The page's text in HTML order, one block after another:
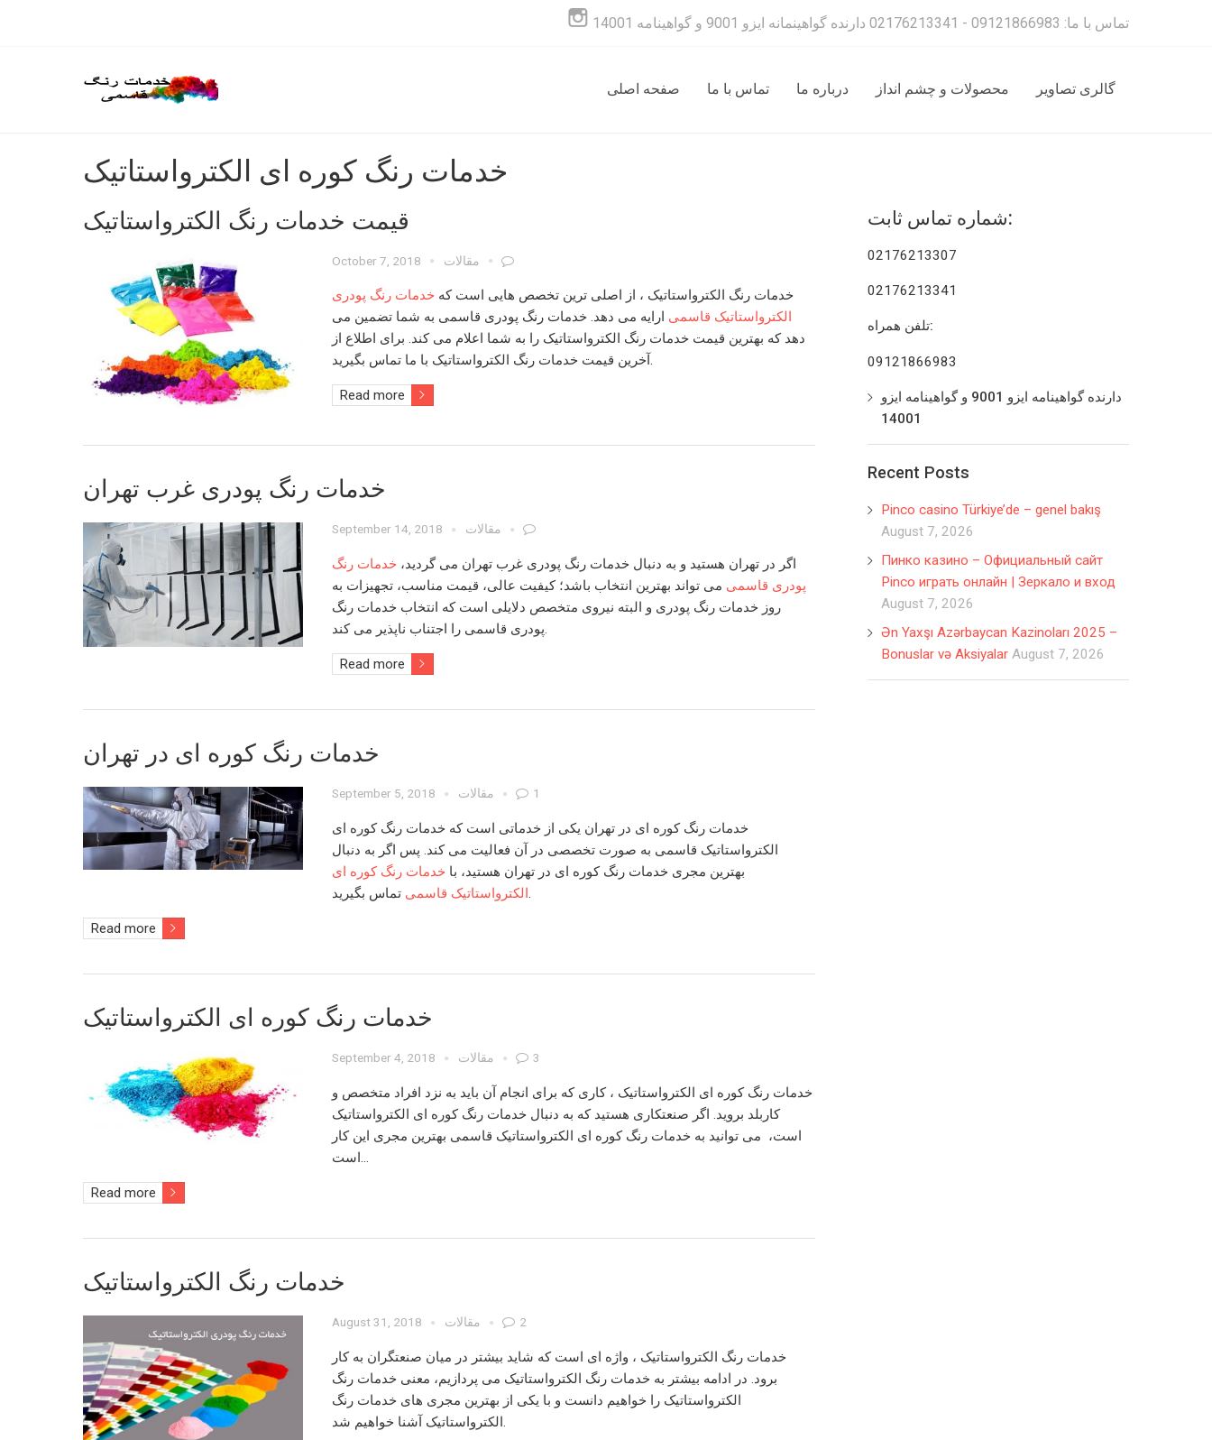
تماس با ما: 09121866983 - 02176213341 دارنده گواهینمانه ایزو 9001 و گواهینامه 14001
صفحه اصلی تماس با ما درباره ما محصولات و چشم انداز گالری تصاویر
خدمات رنگ کوره ای الکترواستاتیک
قیمت خدمات رنگ الکترواستاتیک
October 7, 2018 مقالات
خدمات رنگ الکترواستاتیک ، از اصلی ترین تخصص هایی است که خدمات رنگ پودری
الکترواستاتیک قاسمی ارایه می دهد.خدمات رنگ پودری قاسمی به شما تضمین می
دهد که بهترین قیمت خدمات رنگ الکترواستاتیک را به شما اعلام می کند. برای اطلاع از
آخرین قیمت خدمات رنگ الکترواستاتیک با ما تماس بگیرید.
Read more
خدمات رنگ پودری غرب تهران
September 14, 2018 مقالات
اگر در تهران هستید و به دنبال خدمات رنگ پودری غرب تهران می گردید، خدمات رنگ
پودری قاسمی می تواند بهترین انتخاب باشد؛ کیفیت عالی، قیمت مناسب، تجهیزات به
روز خدمات رنگ پودری و البته نیروی متخصص دلایلی است که انتخاب خدمات رنگ
پودری قاسمیرا اجتناب ناپذیر می کند.
Read more
خدمات رنگ کوره ای در تهران
September 5, 2018 مقالات 1
خدمات رنگ کوره ای در تهران یکی از خدماتی است که خدمات رنگ کوره ای
الکترواستاتیک قاسمی به صورت تخصصی در آن فعالیت می کند. پس اگر به دنبال
بهترین مجری خدمات رنگ کوره ای در تهران هستید، با خدمات رنگ کوره ای
الکترواستاتیک قاسمیتماس بگیرید.
Read more
خدمات رنگ کوره ای الکترواستاتیک
September 4, 2018 مقالات 3
خدمات رنگ کوره ای الکترواستاتیک ، کاری که برای انجام آن باید به نزد افراد متخصص و
کاربلد بروید. اگر صنعتکاری هستید که به دنبال خدمات رنگ کوره ای الکترواستاتیک
است، می توانید به خدمات رنگ کوره ای الکترواستاتیک قاسمی بهترین مجری این کار
است…
Read more
خدمات رنگ الکترواستاتیک
August 31, 2018 مقالات 2
خدمات رنگ الکترواستاتیک ، واژه ای است که شاید بیشتر در میان صنعتگران به کار
برود. در ادامه بیشتر به خدمات رنگ الکترواستاتیک می پردازیم، معنی خدمات رنگ
الکترواستاتیک را خواهیم دانست و با یکی از بهترین مجری های خدمات رنگ
الکترواستاتیکآشنا خواهیم شد.
شماره تماس ثابت:
02176213307
02176213341
تلفن همراه:
09121866983
دارنده گواهینامه ایزو 9001 و گواهینامه ایزو
14001
Recent Posts
Pinco casino Türkiye’de – genel bakış
August 7, 2026
Пинко казино – Официальный сайт
Pinco играть онлайн | Зеркало и вход
August 7, 2026
Ən Yaxşı Azərbaycan Kazinoları 2025 –
Bonuslar və Aksiyalar August 7, 2026